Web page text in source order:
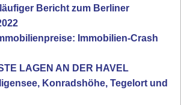
Bericht zum Berliner
Immobilien-Crash
LAGEN AN DER HAVEL
Konradshöhe, Tegelort und